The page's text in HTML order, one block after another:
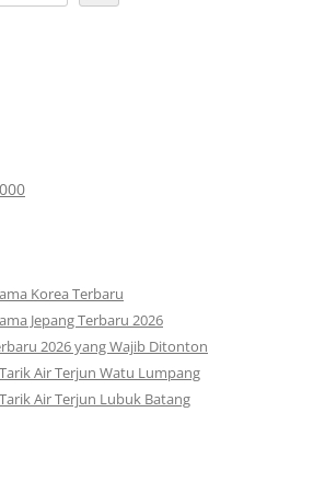
Korea Terbaru
Jepang Terbaru 2026
2026 yang Wajib Ditonton
Air Terjun Watu Lumpang
Air Terjun Lubuk Batang